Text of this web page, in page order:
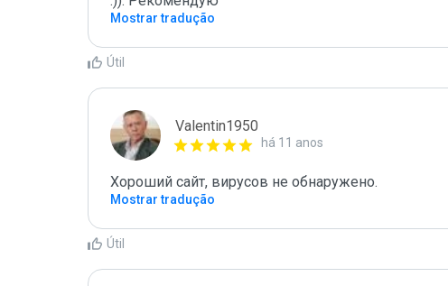
Mostrar tradução
Útil
Valentin1950
há 11 anos
Хороший сайт, вирусов не обнаружено.
Mostrar tradução
Útil